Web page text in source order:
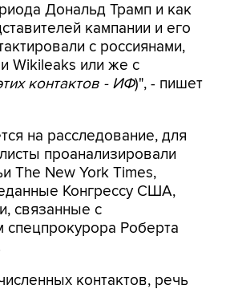
Дональд Трамп и как
кампании и его
с россиянами,
Wikileaks или же с
контактов - ИФ)", - пишет
на расследование, для
проанализировали
The New York Times,
Конгрессу США,
связанные с
спецпрокурора Роберта
контактов, речь